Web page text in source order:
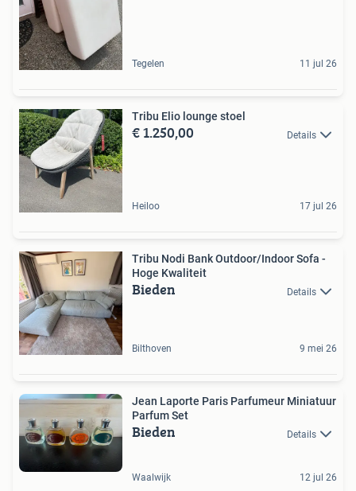
Tegelen 11 jul 26
Tribu Elio lounge stoel
€ 1.250,00 Details
Heiloo 17 jul 26
Tribu Nodi Bank Outdoor/Indoor Sofa -
Hoge Kwaliteit
Bieden Details
Bilthoven 9 mei 26
Jean Laporte Paris Parfumeur Miniatuur
Parfum Set
Bieden Details
Waalwijk 12 jul 26